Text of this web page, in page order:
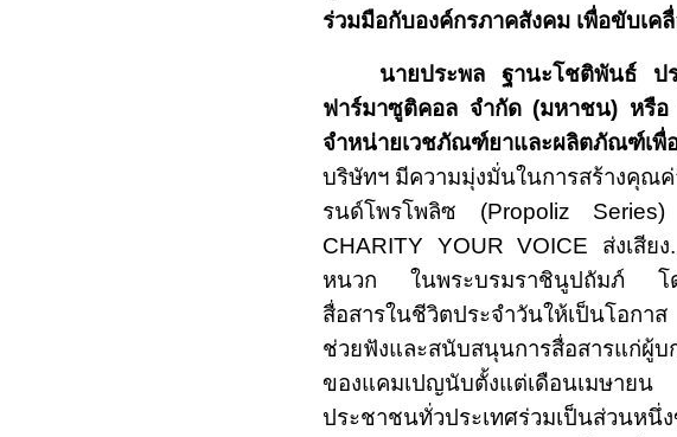
ร่วมมือกับองค์กรภาคสังคม เพื่อขับเค
นายประพล ฐานะโชติพันธ์ ป
ฟาร์มาซูติคอล จำกัด (มหาชน) หรือ
จำหน่ายเวชภัณฑ์ยาและผลิตภัณฑ์
บริษัทฯ มีความมุ่งมั่นในการสร้างคุณ
รนด์โพรโพลิซ (Propoliz Series)
CHARITY YOUR VOICE ส่งเสีย
หนวก ในพระบรมราชินูปถัมภ์ โดย
สื่อสารในชีวิตประจำวันให้เป็นโอกา
ช่วยฟังและสนับสนุนการสื่อสารแก่ผู้บ
ของแคมเปญนับตั้งแต่เดือนเมษา
ประชาชนทั่วประเทศร่วมเป็นส่วนห